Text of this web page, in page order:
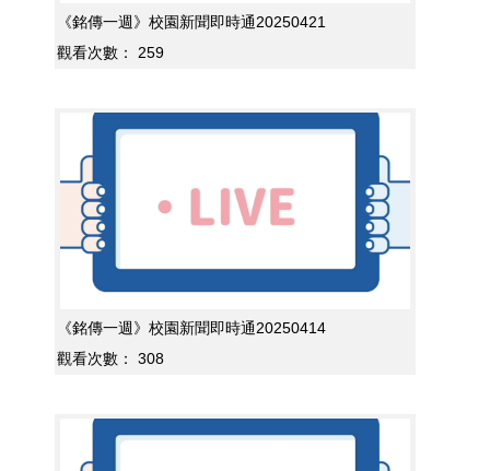
《銘傳一週》校園新聞即時通20250421
觀看次數：
259
《銘傳一週》校園新聞即時通20250414
觀看次數：
308